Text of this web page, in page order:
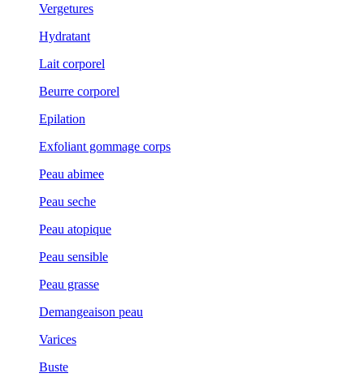
Vergetures
Hydratant
Lait corporel
Beurre corporel
Epilation
Exfoliant gommage corps
Peau abimee
Peau seche
Peau atopique
Peau sensible
Peau grasse
Demangeaison peau
Varices
Buste